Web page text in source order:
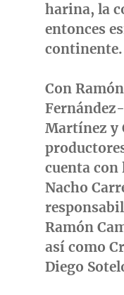
harina, la
entonces
continente.
Con
Martínezy
cuenta con
Nacho
Ramón
así como
Diego